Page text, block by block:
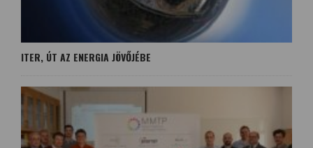
ITER, ÚT AZ ENERGIA JÖVŐJÉBE